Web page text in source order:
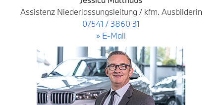
Assistenz Niederlassungsleitung / kfm. Ausbilderin
07541 / 3860 31
» E-Mail